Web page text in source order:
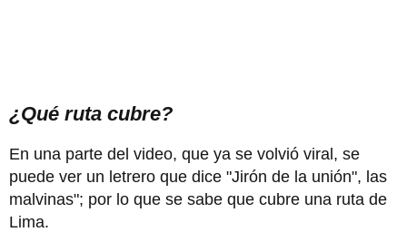
¿Qué ruta cubre?
En una parte del video, que ya se volvió viral, se
puede ver un letrero que dice "Jirón de la unión", las
malvinas"; por lo que se sabe que cubre una ruta de
Lima.